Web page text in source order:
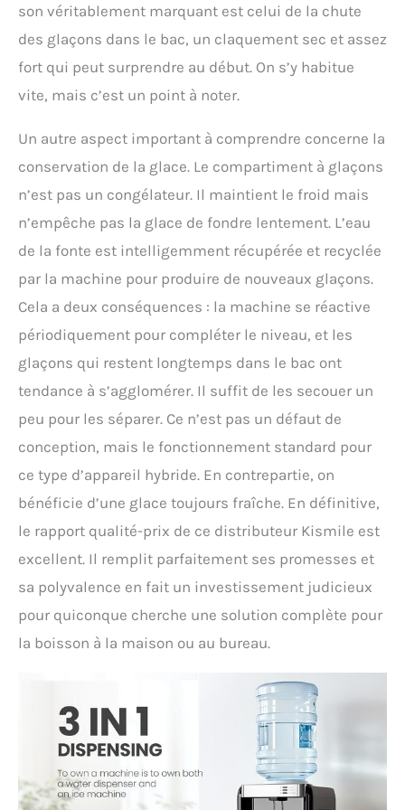
son véritablement marquant est celui de la chute
des glaçons dans le bac, un claquement sec et assez
fort qui peut surprendre au début. On s’y habitue
vite, mais c’est un point à noter.
Un autre aspect important à comprendre concerne la
conservation de la glace. Le compartiment à glaçons
n’est pas un congélateur. Il maintient le froid mais
n’empêche pas la glace de fondre lentement. L’eau
de la fonte est intelligemment récupérée et recyclée
par la machine pour produire de nouveaux glaçons.
Cela a deux conséquences : la machine se réactive
périodiquement pour compléter le niveau, et les
glaçons qui restent longtemps dans le bac ont
tendance à s’agglomérer. Il suffit de les secouer un
peu pour les séparer. Ce n’est pas un défaut de
conception, mais le fonctionnement standard pour
ce type d’appareil hybride. En contrepartie, on
bénéficie d’une glace toujours fraîche. En définitive,
le rapport qualité-prix de ce distributeur Kismile est
excellent. Il remplit parfaitement ses promesses et
sa polyvalence en fait un investissement judicieux
pour quiconque cherche une solution complète pour
la boisson à la maison ou au bureau.